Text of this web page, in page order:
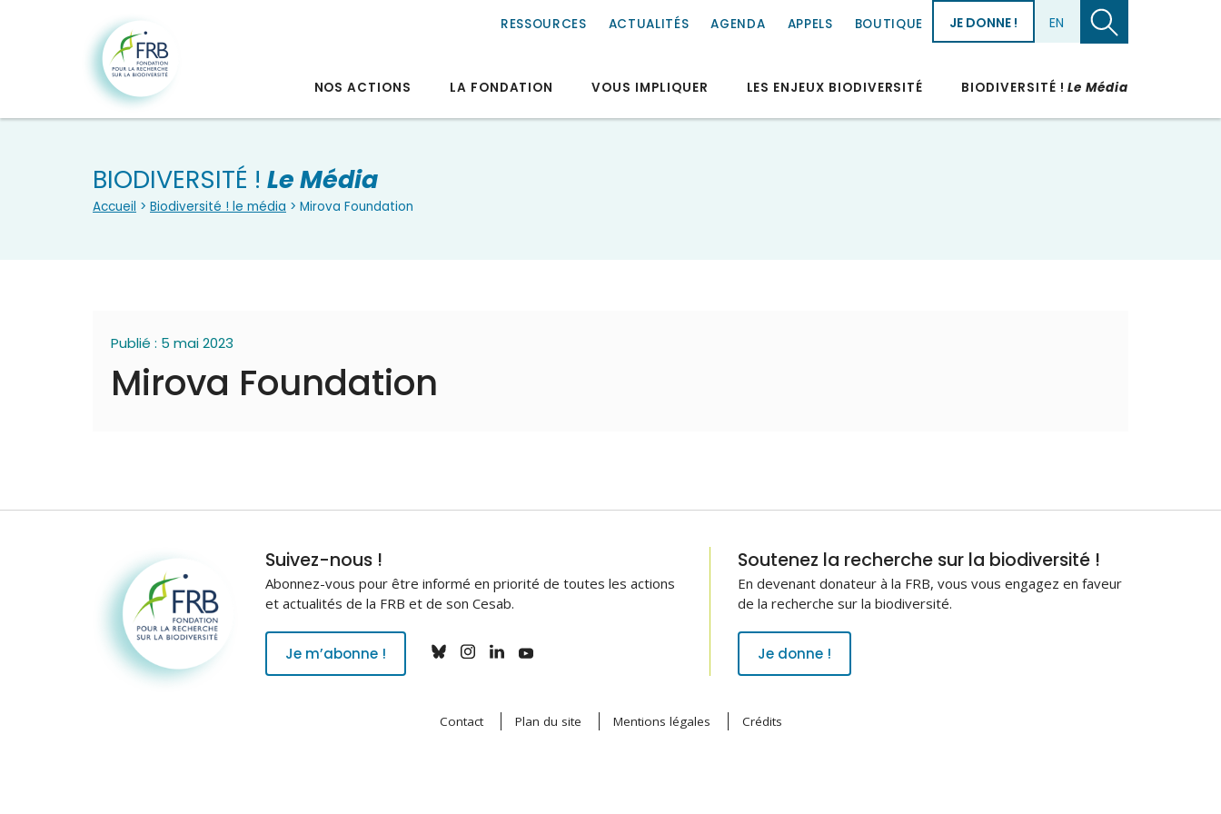
RESSOURCES ACTUALITÉS AGENDA APPELS BOUTIQUE JE DONNE ! EN
NOS ACTIONS LA FONDATION VOUS IMPLIQUER LES ENJEUX BIODIVERSITÉ BIODIVERSITÉ !Le Média
BIODIVERSITÉ ! Le Média
Accueil > Biodiversité ! le média > Mirova Foundation
Publié : 5 mai 2023
Mirova Foundation
Fondation pour la
recherche sur la
biodiversité
Suivez-nous !
Abonnez-vous pour être informé en priorité de toutes les actions
et actualités de la FRB et de son Cesab.
Je m’abonne !
Soutenez la recherche sur la biodiversité !
En devenant donateur à la FRB, vous vous engagez en faveur
de la recherche sur la biodiversité.
Je donne !
Contact Plan du site Mentions légales Crédits